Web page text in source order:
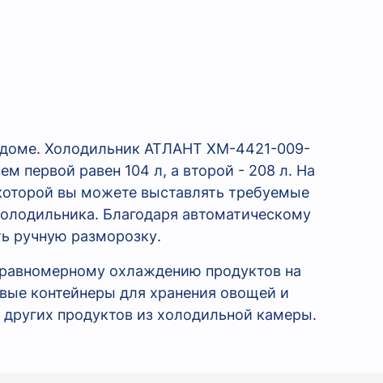
доме. Холодильник АТЛАНТ XM-4421-009-
первой равен 104 л, а второй - 208 л. На
вы можете выставлять требуемые
Благодаря автоматическому
ручную разморозку.
охлаждению продуктов на
контейнеры для хранения овощей и
продуктов из холодильной камеры.